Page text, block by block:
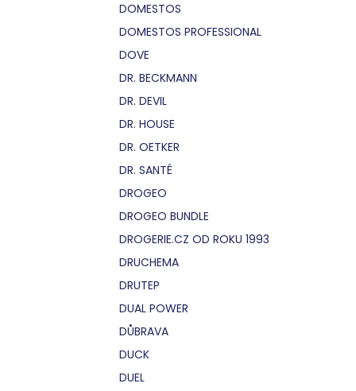
DOMESTOS
DOMESTOS PROFESSIONAL
DOVE
DR. BECKMANN
DR. DEVIL
DR. HOUSE
DR. OETKER
DR. SANTÉ
DROGEO
DROGEO BUNDLE
DROGERIE.CZ OD ROKU 1993
DRUCHEMA
DRUTEP
DUAL POWER
DŮBRAVA
DUCK
DUEL